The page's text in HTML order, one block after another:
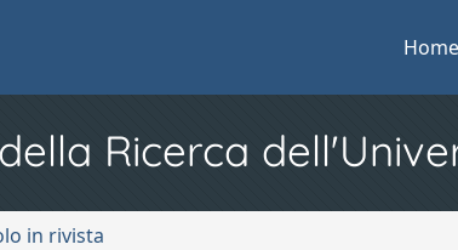
Home
Ricerca
in rivista